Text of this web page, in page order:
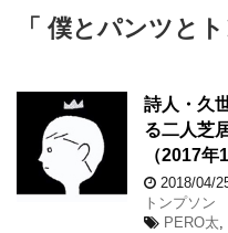
「 僕とパンツと
詩人・久
る二人芝
（2017
2018/04/
トンプソン
PERO太